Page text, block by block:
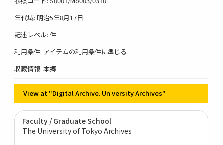
年代域: 明治5年8月17日
記述レベル: 件
利用条件: アイテムの利用条件に準じる
収蔵情報: 本郷
View at "Digital Archive. University Archives"
Faculty / Graduate School
The University of Tokyo Archives